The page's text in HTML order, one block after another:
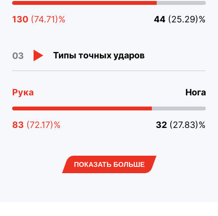
130 (74.71)% 44 (25.29)%
03 Типы точных ударов
Рука Нога
83 (72.17)% 32 (27.83)%
ПОКАЗАТЬ БОЛЬШЕ